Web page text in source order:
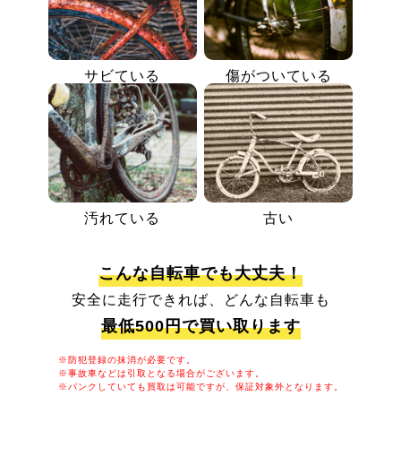
サビている 傷がついている
汚れている 古い
こんな自転車でも大丈夫！
安全に走行できれば、どんな自転車も
最低500円で買い取ります
※防犯登録の抹消が必要です。
※事故車などは引取となる場合がございます。
※パンクしていても買取は可能ですが、保証対象外となります。